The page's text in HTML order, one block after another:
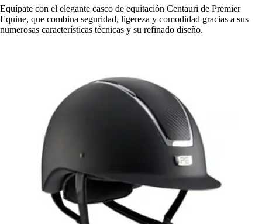
Equípate con el elegante casco de equitación Centauri de Premier
Equine, que combina seguridad, ligereza y comodidad gracias a sus
numerosas características técnicas y su refinado diseño.